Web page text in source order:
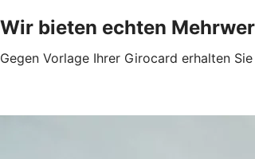
Wir bieten echten
Gegen Vorlage Ihrer Girocard erhalten